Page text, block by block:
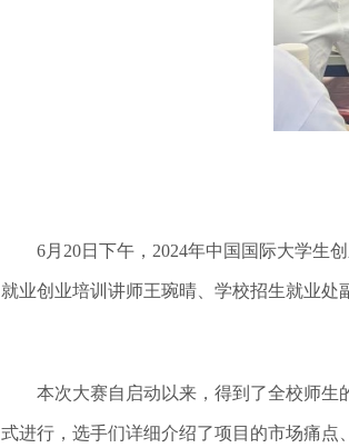
6月20日下午，2024年中国国际大学生创
就业创业培训讲师王琬晴、学校招生就业
本次大赛自启动以来，得到了全校师生的
式进行，选手们详细介绍了项目的市场痛